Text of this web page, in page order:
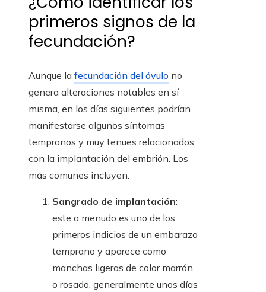
primeros signos de la
fecundación?
Aunque la fecundación del óvulo no
genera alteraciones notables en sí
misma, en los días siguientes podrían
manifestarse algunos síntomas
tempranos y muy tenues relacionados
con la implantación del embrión. Los
más comunes incluyen:
Sangrado de implantación:
este a menudo es uno de los
primeros indicios de un embarazo
temprano y aparece como
manchas ligeras de color marrón
o rosado, generalmente unos días